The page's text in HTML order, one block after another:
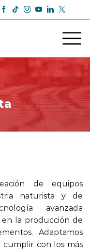
de equipos
naturista y de
avanzada
en la producción de
Adaptamos
cumplir con los más